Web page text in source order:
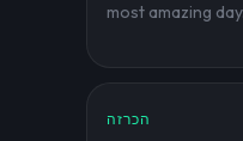
most amazing
הכרזה